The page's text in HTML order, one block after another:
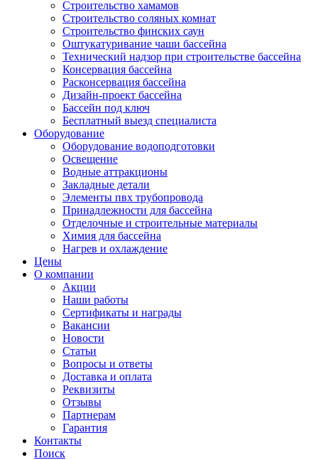
Строительство хамамов
Строительство соляных комнат
Строительство финских саун
Оштукатуривание чаши бассейна
Технический надзор при строительстве бассейна
Консервация бассейна
Расконсервация бассейна
Дизайн-проект бассейна
Бассейн под ключ
Бесплатный выезд специалиста
Оборудование
Оборудование водоподготовки
Освещение
Водные аттракционы
Закладные детали
Элементы пвх трубопровода
Принадлежности для бассейна
Отделочные и строительные материалы
Химия для бассейна
Нагрев и охлаждение
Цены
О компании
Акции
Наши работы
Сертификаты и награды
Вакансии
Новости
Статьи
Вопросы и ответы
Доставка и оплата
Реквизиты
Отзывы
Партнерам
Гарантия
Контакты
Поиск